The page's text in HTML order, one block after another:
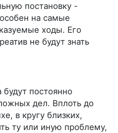
постановку -
на самые
ходы. Его
не будут знать
постоянно
дел. Вплоть до
в кругу близких,
ту или иную проблему,